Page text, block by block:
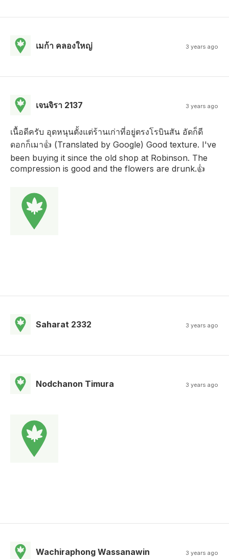
เมก้า คลองใหญ่ 3 years ago
เจนจิรา 2137 3 years ago
เนื้อดีครับ อุดหนุนตั้งแต่ร้านเก่าที่อยู่ตรงโรบินสัน อัดก็ดี
ดอกก็เมา👍 (Translated by Google) Good texture. I've
been buying it since the old shop at Robinson. The
compression is good and the flowers are drunk.👍
Saharat 2332 3 years ago
Nodchanon Timura 3 years ago
Wachiraphong Wassanawin 3 years ago